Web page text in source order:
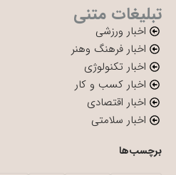
تبلیغات متنی
اخبار ورزشی
اخبار فرهنگ وهنر
اخبار تکنولوژی
اخبار کسب و کار
اخبار اقتصادی
اخبار سلامتی
برچسب‌ها